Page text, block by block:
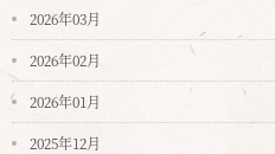
2026年03月
2026年02月
2026年01月
2025年12月